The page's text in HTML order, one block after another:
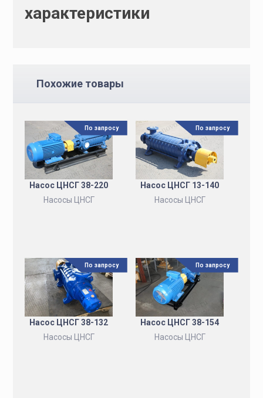
характеристики
Похожие товары
Насос ЦНСГ 38-220
Насосы ЦНСГ
По запросу
Насос ЦНСГ 13-140
Насосы ЦНСГ
По запросу
Насос ЦНСГ 38-132
Насосы ЦНСГ
По запросу
Насос ЦНСГ 38-154
Насосы ЦНСГ
По запросу